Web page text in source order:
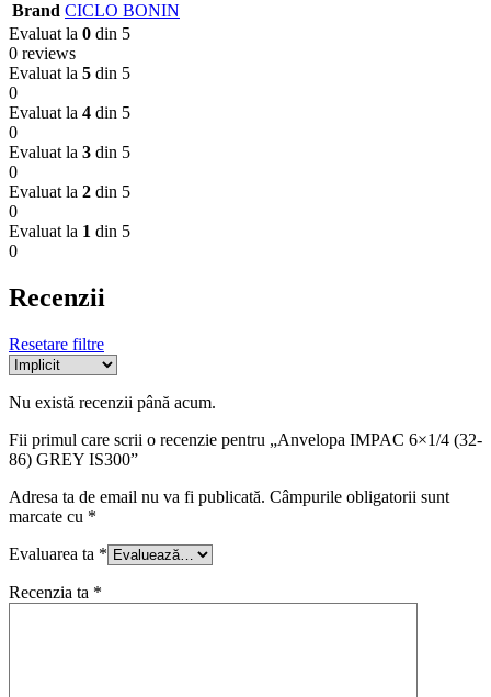
Brand CICLO BONIN
Evaluat la 0 din 5
0 reviews
Evaluat la 5 din 5
0
Evaluat la 4 din 5
0
Evaluat la 3 din 5
0
Evaluat la 2 din 5
0
Evaluat la 1 din 5
0
Recenzii
Resetare filtre
Nu există recenzii până acum.
Fii primul care scrii o recenzie pentru „Anvelopa IMPAC 6×1/4 (32-
86) GREY IS300”
Adresa ta de email nu va fi publicată. Câmpurile obligatorii sunt
marcate cu *
Evaluarea ta *
Recenzia ta *